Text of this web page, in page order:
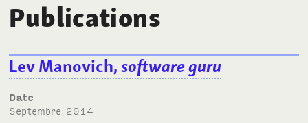
Publications
Lev Manovich,software guru
Date
septembre 2014